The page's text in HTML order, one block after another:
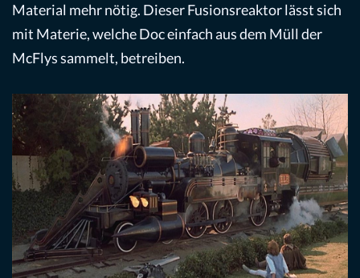
Material mehr nötig. Dieser Fusionsreaktor lässt sich
mit Materie, welche Doc einfach aus dem Müll der
McFlys sammelt, betreiben.